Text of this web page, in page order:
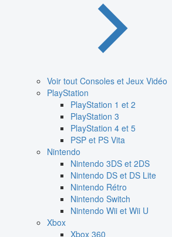
Voir tout Consoles et Jeux Vidéo
PlayStation
PlayStation 1 et 2
PlayStation 3
PlayStation 4 et 5
PSP et PS Vita
Nintendo
Nintendo 3DS et 2DS
Nintendo DS et DS Lite
Nintendo Rétro
Nintendo Switch
Nintendo Wii et Wii U
Xbox
Xbox 360